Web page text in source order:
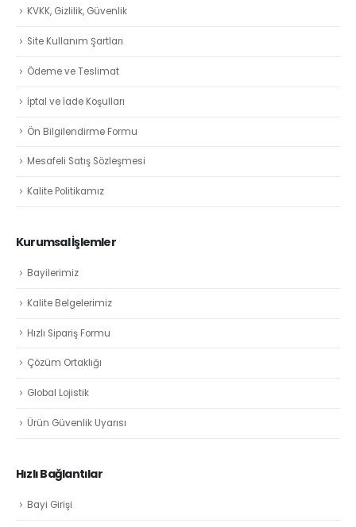
KVKK, Gizlilik, Güvenlik
Site Kullanım Şartları
Ödeme ve Teslimat
İptal ve İade Koşulları
Ön Bilgilendirme Formu
Mesafeli Satış Sözleşmesi
Kalite Politikamız
Kurumsal İşlemler
Bayilerimiz
Kalite Belgelerimiz
Hızlı Sipariş Formu
Çözüm Ortaklığı
Global Lojistik
Ürün Güvenlik Uyarısı
Hızlı Bağlantılar
Bayi Girişi